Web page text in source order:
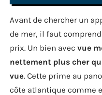
Avant de chercher un
de mer, il faut
prix. Un bien avec vue
nettement plus cher
vue. Cette prime au
côte atlantique comme